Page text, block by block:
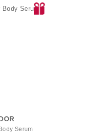
Serum